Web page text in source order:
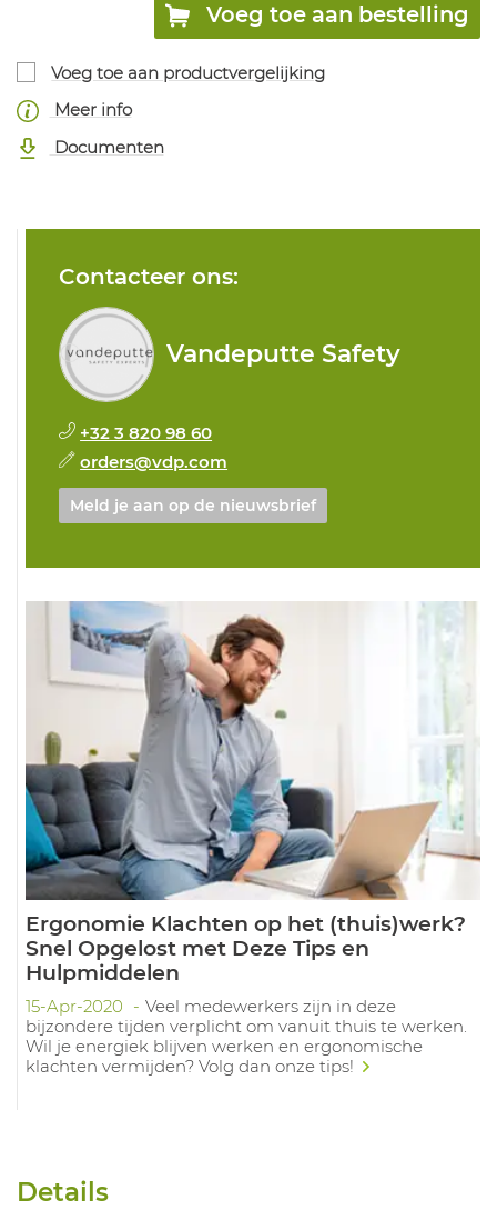
Voeg toe aan bestelling
Voeg toe aan productvergelijking
Meer info
Documenten
Contacteer ons:
Vandeputte Safety
+32 3 820 98 60
orders@vdp.com
Meld je aan op de nieuwsbrief
Ergonomie Klachten op het (thuis)werk?
Snel Opgelost met Deze Tips en
Hulpmiddelen
15-Apr-2020
Veel medewerkers zijn in deze
bijzondere tijden verplicht om vanuit thuis te werken.
Wil je energiek blijven werken en ergonomische
klachten vermijden? Volg dan onze tips!
Details